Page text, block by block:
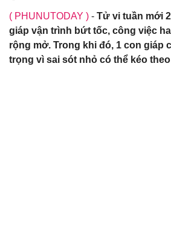
( PHUNUTODAY ) - Tử vi tuần mới
giáp vận trình bứt tốc, công việc
rộng mở. Trong khi đó, 1 con giáp
trọng vì sai sót nhỏ có thể kéo